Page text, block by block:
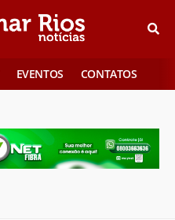
EVENTOS CONTATOS